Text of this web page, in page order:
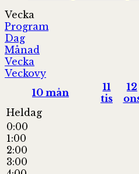
Vecka
Program
Dag
Månad
Vecka
Veckovy
10 mån
11
tis
12
Heldag
0:00
1:00
2:00
3:00